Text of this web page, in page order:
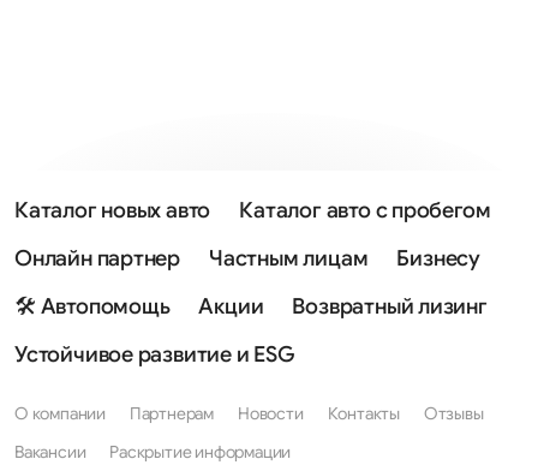
Каталог новых авто
Каталог авто с пробегом
Онлайн партнер
Частным лицам
Бизнесу
🛠 Автопомощь
Акции
Возвратный лизинг
Устойчивое развитие и ESG
О компании Партнерам Новости Контакты
Отзывы
Вакансии
Раскрытие информации